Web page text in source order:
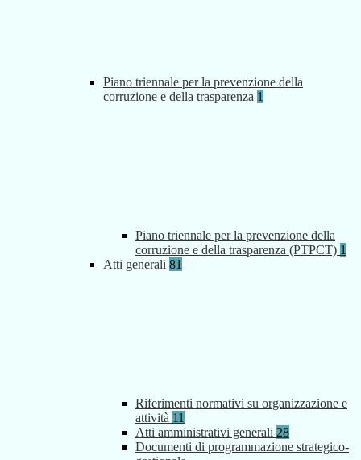
Piano triennale per la prevenzione della
corruzione e della trasparenza 1
Piano triennale per la prevenzione della
corruzione e della trasparenza (PTPCT) 1
Atti generali 81
Riferimenti normativi su organizzazione e
attività 11
Atti amministrativi generali 28
Documenti di programmazione strategico-